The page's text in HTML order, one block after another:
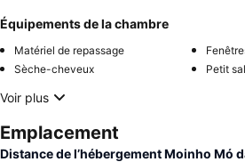
Équipements de la chambre
Matériel de repassage
Sèche-cheveux
Petit
Voir plus
Emplacement
Distance de l’hébergement Moinho Mó